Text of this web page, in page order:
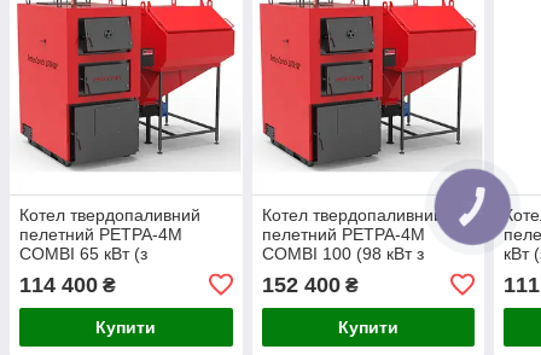
Котел твердопаливний
пелетний РЕТРА-4М
COMBI 65 кВт (з
114 400 ₴
Купити
Котел твердопаливний
пелетний РЕТРА-4М
COMBI 100 (98 кВт з
152 400₴
Купити
кВт